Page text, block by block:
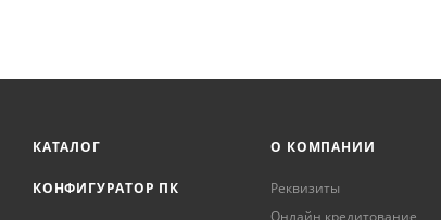
КАТАЛОГ
КОНФИГУРАТОР ПК
О КОМПАНИИ
Реквизиты
Онлайн кредитование